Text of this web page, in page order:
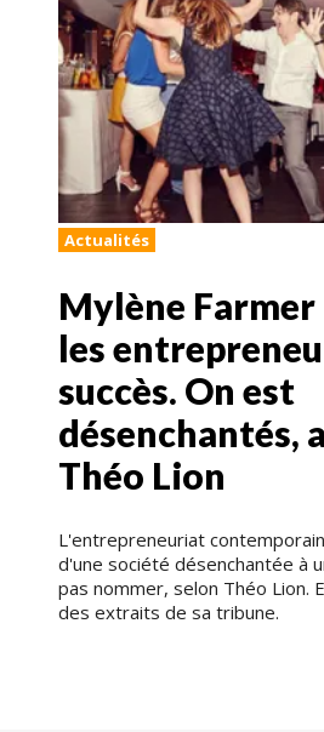
Actualités
Mylène
les
succès. On est
désenchantés,
Théo Lion
L'entrepreneuriat
d'une société désenchantée à
pas nommer, selon Théo Lion.
des extraits de sa tribune.